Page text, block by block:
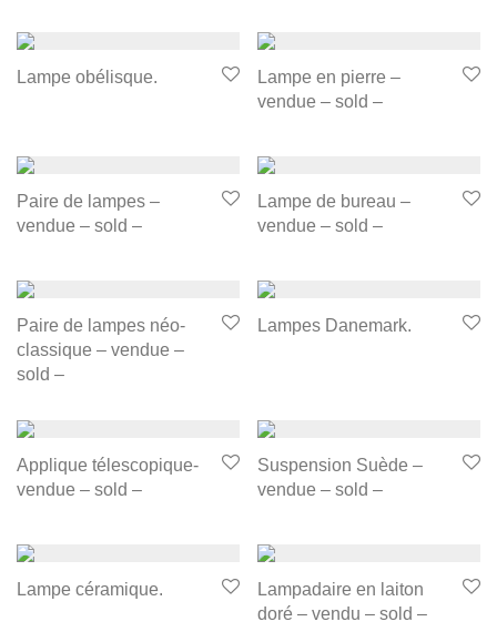
Lampe obélisque.
Lampe en pierre –
vendue – sold –
Paire de lampes –
vendue – sold –
Lampe de bureau –
vendue – sold –
Paire de lampes néo-
classique – vendue –
sold –
Lampes Danemark.
Applique télescopique-
vendue – sold –
Suspension Suède –
vendue – sold –
Lampe céramique.
Lampadaire en laiton
doré – vendu – sold –